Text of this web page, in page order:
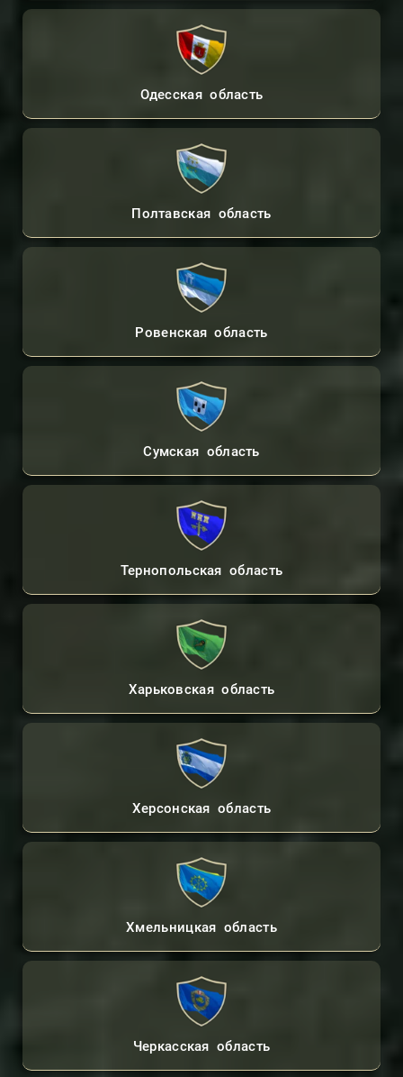
Одесская область
Полтавская область
Ровенская область
Сумская область
Тернопольская область
Харьковская область
Херсонская область
Хмельницкая область
Черкасская область